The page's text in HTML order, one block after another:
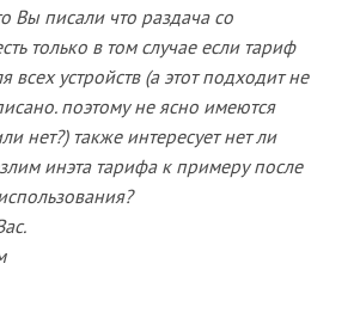
Вы писали что раздача со
только в том случае если тариф
всех устройств (а этот подходит не
поэтому не ясно имеются
нет?) также интересует нет ли
инэта тарифа к примеру после